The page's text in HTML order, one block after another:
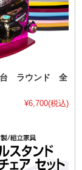
台 ラウンド 全
¥6,700(税込)